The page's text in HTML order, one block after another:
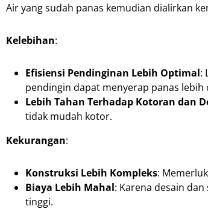
Air yang sudah panas kemudian dialirkan
Kelebihan:
Efisiensi Pendinginan Lebih Optimal:
pendingin dapat menyerap panas lebih
Lebih Tahan Terhadap Kotoran dan
tidak mudah kotor.
Kekurangan:
Konstruksi Lebih Kompleks:
Biaya Lebih Mahal: Karena desain
tinggi.